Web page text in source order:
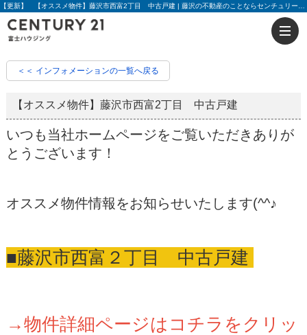
＜＜ インフォメーションの一覧へ戻る
【オススメ物件】藤沢市西富2丁目 中古戸建
いつも当社ホームページをご覧いただきありが
とうございます！
オススメ物件情報をお知らせいたします(^^♪
■藤沢市西富２丁目 中古戸建
→物件詳細ページはコチラをクリッ